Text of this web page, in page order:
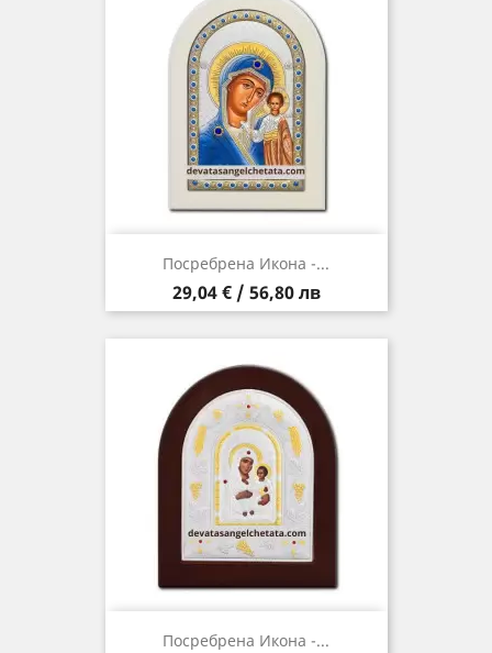
Посребрена Икона -...
Цена
29,04 € / 56,80 лв
Посребрена Икона -...